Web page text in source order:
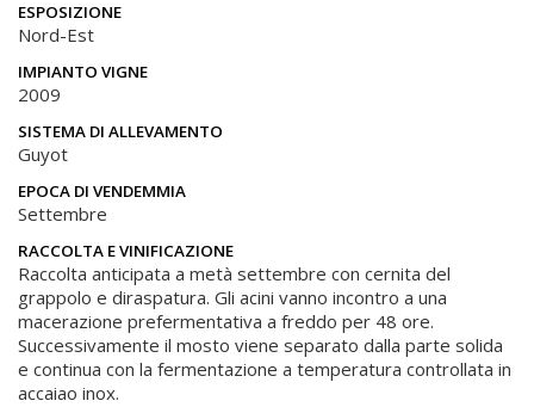
ESPOSIZIONE
Nord-Est
IMPIANTO VIGNE
2009
SISTEMA DI ALLEVAMENTO
Guyot
EPOCA DI VENDEMMIA
Settembre
RACCOLTA E VINIFICAZIONE
Raccolta anticipata a metà settembre con cernita del
grappolo e diraspatura. Gli acini vanno incontro a una
macerazione prefermentativa a freddo per 48 ore.
Successivamente il mosto viene separato dalla parte solida
e continua con la fermentazione a temperatura controllata in
accaiao inox.